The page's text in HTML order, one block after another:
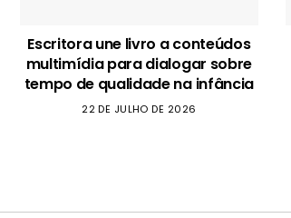
Escritora une livro a conteúdos
multimídia para dialogar sobre
tempo de qualidade na infância
22 DE JULHO DE 2026